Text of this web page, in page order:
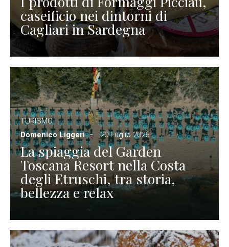
caseificio nei dintorni di
Cagliari in Sardegna
TURISMO
Domenico Liggeri
20 Luglio 2026
La spiaggia del Garden
Toscana Resort nella Costa
degli Etruschi, tra storia,
bellezza e relax